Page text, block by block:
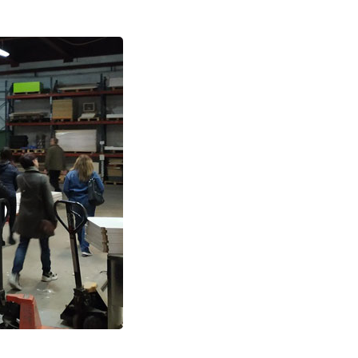
concertació
Millora dels polígons industrials